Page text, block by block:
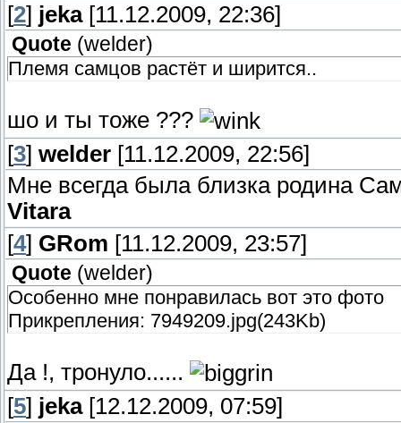
[2] jeka[11.12.2009, 22:36]
Quote (welder)
Племя самцов растёт и ширится..
шо и ты тоже ???
[3] welder [11.12.2009, 22:56]
Мне всегда была близка родина
Vitara
[4] GRom [11.12.2009, 23:57]
Quote (welder)
Особенно мне понравилась вот это фото
Прикрепления: 7949209.jpg(243Kb)
Да !, тронуло......
[5] jeka[12.12.2009, 07:59]